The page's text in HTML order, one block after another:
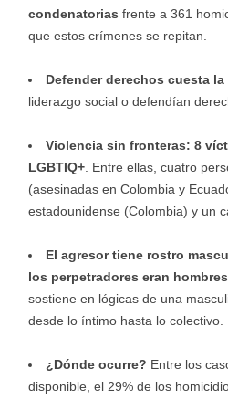
condenatorias frente a 361
que estos crímenes se repitan.
Defender derechos cuesta la
liderazgo social o defendían
Violencia sin fronteras: 8
LGBTIQ+ . Entre ellas, cuatro
(asesinadas en Colombia y
estadounidense (Colombia) y un
El agresor tiene rostro
los perpetradores eran hombres
sostiene en lógicas de una
desde lo íntimo hasta lo colectivo.
¿Dónde ocurre? Entre los
disponible, el 29% de los